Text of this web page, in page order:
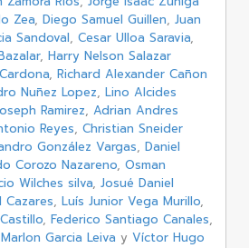
Zea, Diego Samuel Guillen, Juan
Sandoval, Cesar Ulloa Saravia,
, Harry Nelson Salazar
, Richard Alexander Cañon
Nuñez Lopez, Lino Alcides
Ramirez, Adrian Andres
Reyes, Christian Sneider
González Vargas, Daniel
Corozo Nazareno, Osman
Wilches silva, Josué Daniel
Cazares, Luís Junior Vega Murillo,
, Federico Santiago Canales,
Marlon Garcia Leiva y Víctor Hugo